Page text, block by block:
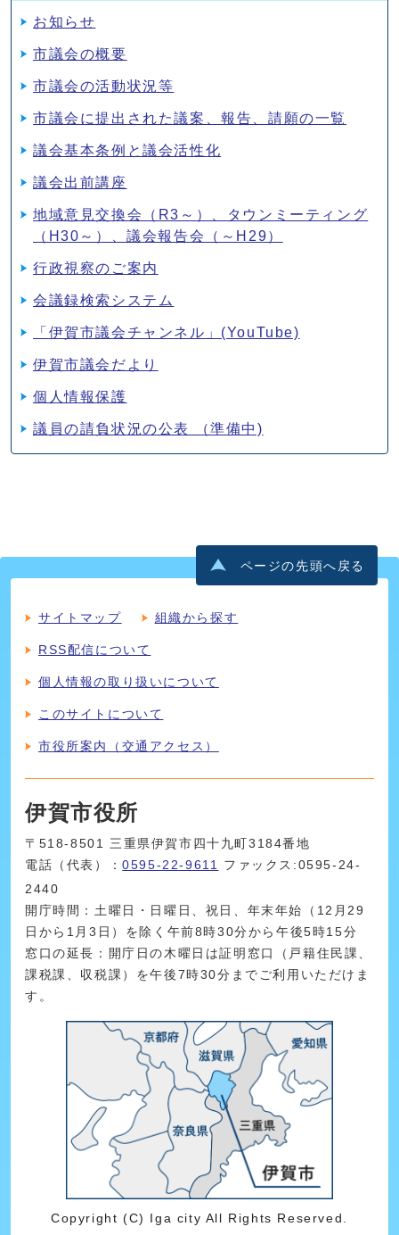
お知らせ
市議会の概要
市議会の活動状況等
市議会に提出された議案、報告、請願の一覧
議会基本条例と議会活性化
議会出前講座
地域意見交換会（R3～）、タウンミーティング
（H30～）、議会報告会（～H29）
行政視察のご案内
会議録検索システム
「伊賀市議会チャンネル」(YouTube)
伊賀市議会だより
個人情報保護
議員の請負状況の公表 （準備中)
ページの先頭へ戻る
サイトマップ 組織から探す
RSS配信について
個人情報の取り扱いについて
このサイトについて
市役所案内（交通アクセス）
伊賀市役所
〒518-8501 三重県伊賀市四十九町3184番地
電話（代表）：0595-22-9611
ファックス:0595-24-
2440
開庁時間：土曜日・日曜日、祝日、年末年始（12月29
日から1月3日）を除く午前8時30分から午後5時15分
窓口の延長：開庁日の木曜日は証明窓口（戸籍住民課、
課税課、収税課）を午後7時30分までご利用いただけま
す。
Copyright (C) Iga city All Rights Reserved.